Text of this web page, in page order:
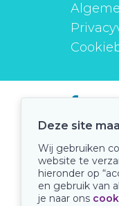
Onze
Deze site
Wij gebruiken
website te
hieronder op
en gebruik van
je naar ons